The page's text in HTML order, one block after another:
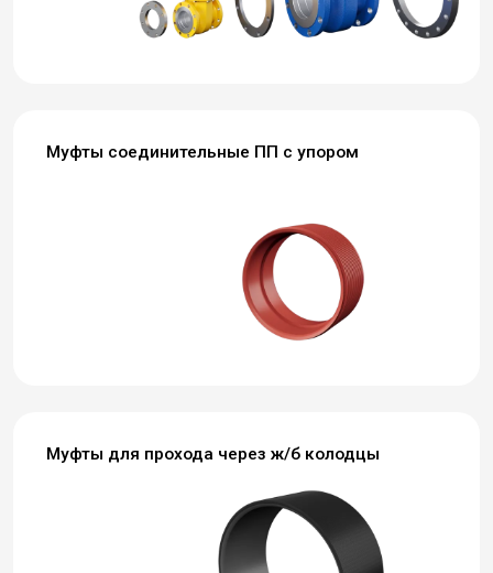
Муфты соединительные ПП с упором
Муфты для прохода через ж/б колодцы